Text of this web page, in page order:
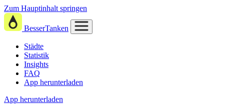
Zum Hauptinhalt springen
BesserTanken
Städte
Statistik
Insights
FAQ
App herunterladen
App herunterladen